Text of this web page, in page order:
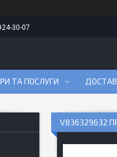
30-07
ТА ПОСЛУГИ
V836329632